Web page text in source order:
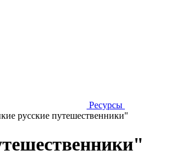
Ресурсы
русские путешественники"